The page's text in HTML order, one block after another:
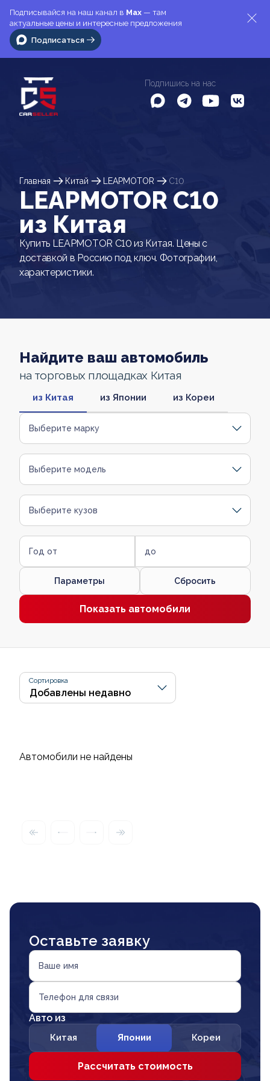
Подписывайся на наш канал в Max — там
актуальные цены и интересные предложения
Подписаться
Подпишись на нас
Главная Китай LEAPMOTOR C10
LEAPMOTOR C10
из Китая
Купить LEAPMOTOR C10 из Китая. Цены с
доставкой в Россию под ключ. Фотографии,
характеристики.
Найдите ваш автомобиль
на торговых площадках Китая
из Китая из Японии из Кореи
Выберите марку
Выберите модель
Выберите кузов
Год от до
Параметры Сбросить
Показать автомобили
Сортировка
Автомобили не найдены
Оставьте заявку
Ваше имя
Телефон для связи
Авто из
Китая Японии Кореи
Рассчитать стоимость